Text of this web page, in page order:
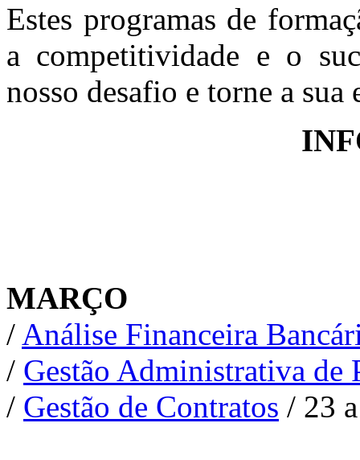
Estes programas de
a competitividade e o
nosso desafio e torne a
MARÇO
/ Análise Financeira
/ Gestão Administrativa de
/ Gestão de Contratos / 23